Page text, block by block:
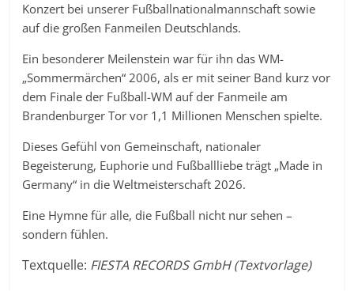
Konzert bei unserer Fußballnationalmannschaft sowie
auf die großen Fanmeilen Deutschlands.
Ein besonderer Meilenstein war für ihn das WM-
„Sommermärchen“ 2006, als er mit seiner Band kurz vor
dem Finale der Fußball-WM auf der Fanmeile am
Brandenburger Tor vor 1,1 Millionen Menschen spielte.
Dieses Gefühl von Gemeinschaft, nationaler
Begeisterung, Euphorie und Fußballliebe trägt „Made in
Germany“ in die Weltmeisterschaft 2026.
Eine Hymne für alle, die Fußball nicht nur sehen –
sondern fühlen.
Textquelle: FIESTA RECORDS GmbH (Textvorlage)